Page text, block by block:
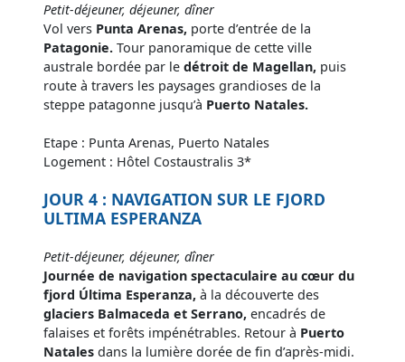
Petit-déjeuner, déjeuner, dîner
Vol vers Punta Arenas, porte d’entrée de la
Patagonie. Tour panoramique de cette ville
australe bordée par le détroit de Magellan, puis
route à travers les paysages grandioses de la
steppe patagonne jusqu’à Puerto Natales.
Etape : Punta Arenas, Puerto Natales
Logement : Hôtel Costaustralis 3*
JOUR 4 : NAVIGATION SUR LE FJORD
ULTIMA ESPERANZA
Petit-déjeuner, déjeuner, dîner
Journée de navigation spectaculaire au cœur du
fjord Última Esperanza, à la découverte des
glaciers Balmaceda et Serrano, encadrés de
falaises et forêts impénétrables. Retour à Puerto
Natales dans la lumière dorée de fin d’après-midi.